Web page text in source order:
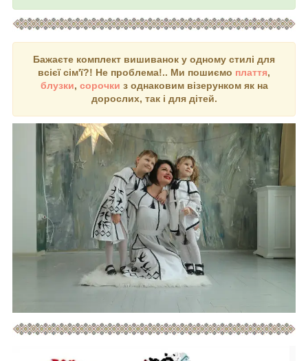
Бажаєте комплект вишиванок у одному стилі для
всієї сім'ї?! Не проблема!.. Ми пошиємо плаття,
блузки, сорочки з однаковим візерунком як на
дорослих, так і для дітей.